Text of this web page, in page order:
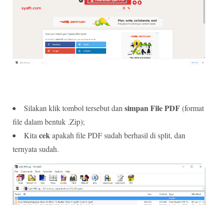
Silakan klik tombol tersebut dansimpan File PDF(format
file dalam bentuk .Zip);
Kitacek apakah file PDF sudah berhasil di split, dan
ternyata sudah.